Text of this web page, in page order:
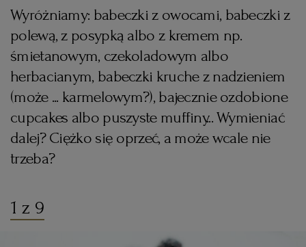
DOMOWE PRZETWORY
SOST, DIPY I INNE DODATKI
KUCHNIA MEKSYKAŃSKA
KUCHNIA INDYJSKA
KUCHNIA HISZPAŃSKA
KUCHNIA NIEMIECKA
GLIWICE
GORZÓW WIELKOPOLSKI
KALISZ
KATOWICE
WYBORCZA TV I VOD
TYLKO ZDROWIE
KSIĄŻKI. MAGAZYN DO CZYTANIA
NASZA EUROPA
BIQDATA
JUTRONAUCI
ARCHIWUM
INNE SERWISY
Wyróżniamy: babeczki z owocami, babeczki z
polewą, z posypką albo z kremem np.
śmietanowym, czekoladowym albo
herbacianym, babeczki kruche z nadzieniem
(może ... karmelowym?), bajecznie ozdobione
cupcakes albo puszyste muffiny... Wymieniać
dalej? Ciężko się oprzeć, a może wcale nie
trzeba?
1 z 9